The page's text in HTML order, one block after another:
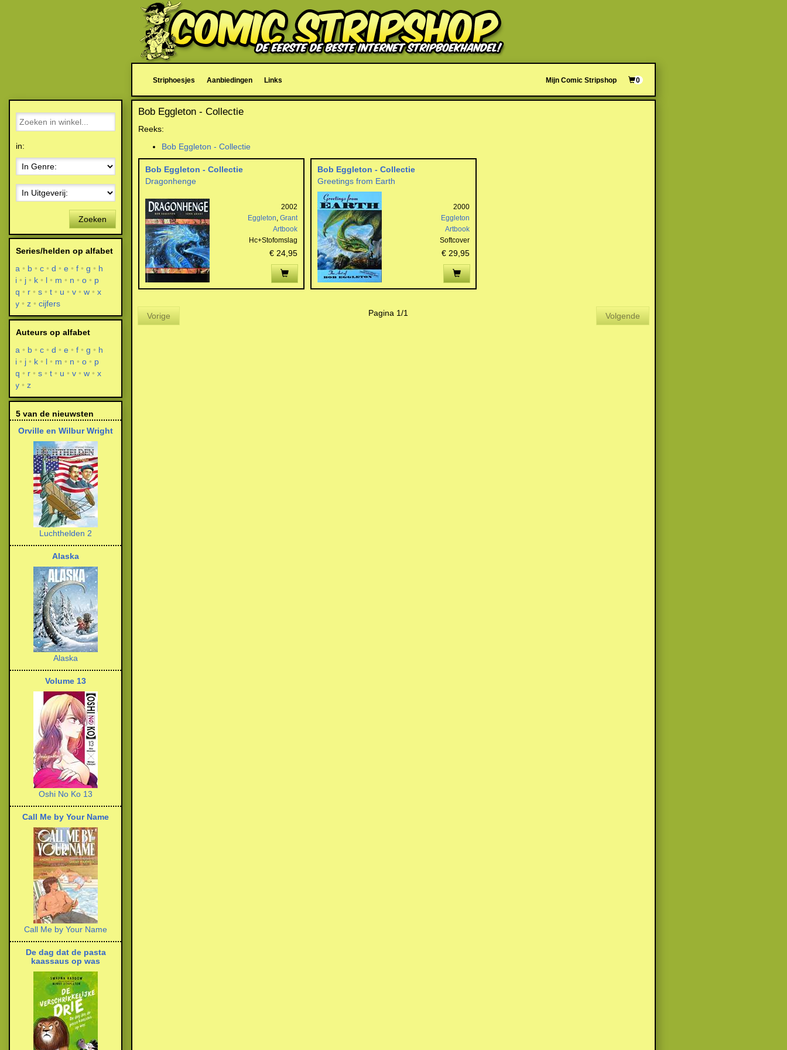
Striphoesjes Aanbiedingen Links Mijn Comic Stripshop 0
Bob Eggleton - Collectie
Reeks:
Bob Eggleton - Collectie
Bob Eggleton - Collectie
Dragonhenge
2002
Eggleton, Grant
Artbook
Hc+Stofomslag
€ 24,95
Bob Eggleton - Collectie
Greetings from Earth
2000
Eggleton
Artbook
Softcover
€ 29,95
Vorige Pagina 1/1 Volgende
in:
Zoeken
Series/helden op alfabet
a
b c d e f g
h
i
j k l m n o
p
q
r s t u v w
x
y
z cijfers
Auteurs op alfabet
a
b c d e f g
h
i
j k l m n o
p
q
r s t u v w
x
y
z
5 van de nieuwsten
Orville en Wilbur Wright
Luchthelden 2
Alaska
Alaska
Volume 13
Oshi No Ko 13
Call Me by Your Name
Call Me by Your Name
De dag dat de pasta
kaassaus op was